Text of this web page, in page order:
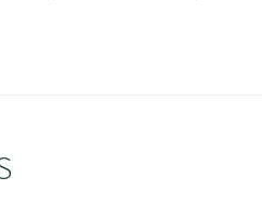
kleuren uit de "Decoren